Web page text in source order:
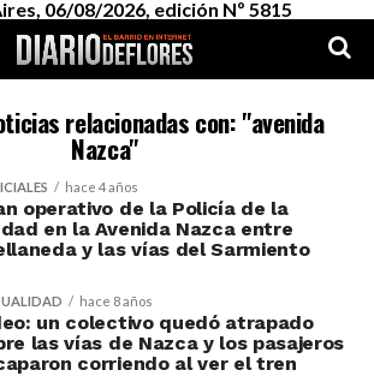
06/08/2026, edición Nº 5815
relacionadas con: "avenida
Nazca"
hace 4 años
operativo de la Policía de la
en la Avenida Nazca entre
y las vías del Sarmiento
hace 8 años
un colectivo quedó atrapado
las vías de Nazca y los pasajeros
corriendo al ver el tren